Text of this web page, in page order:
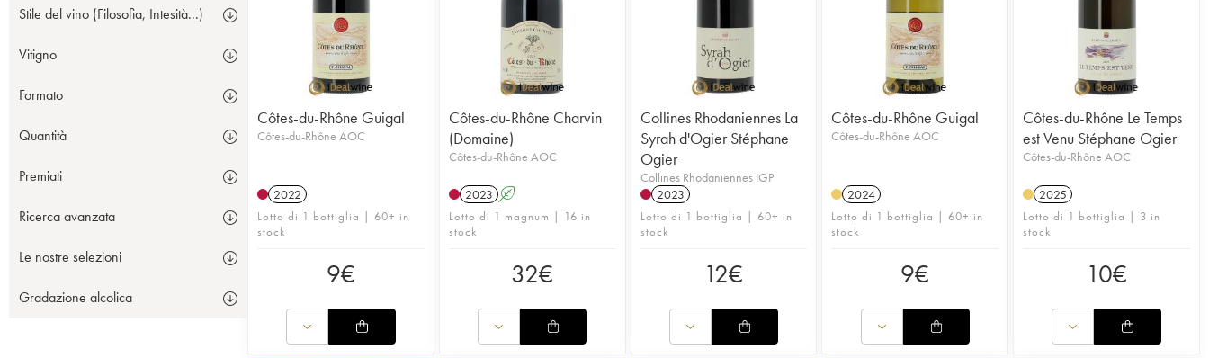
Stile del vino (Filosofia, Intesità...)
Vitigno
Formato
Quantità
Premiati
Ricerca avanzata
Le nostre selezioni
Gradazione alcolica
Côtes-du-Rhône Guigal
Côtes-du-Rhône AOC
2022
Lotto di 1 bottiglia | 60+ in
stock
9€
Côtes-du-Rhône Charvin
(Domaine)
Côtes-du-Rhône AOC
2023 A
Lotto di 1 magnum | 16 in
stock
32€
Collines Rhodaniennes La
Syrah d'Ogier Stéphane
Ogier
Collines Rhodaniennes IGP
2023
Lotto di 1 bottiglia | 60+ in
stock
12€
Côtes-du-Rhône Guigal
Côtes-du-Rhône AOC
2024
Lotto di 1 bottiglia | 60+ in
stock
9€
Côtes-du-Rhône Le Temps
est Venu Stéphane Ogier
Côtes-du-Rhône AOC
2025
Lotto di 1 bottiglia | 3 in
stock
10€